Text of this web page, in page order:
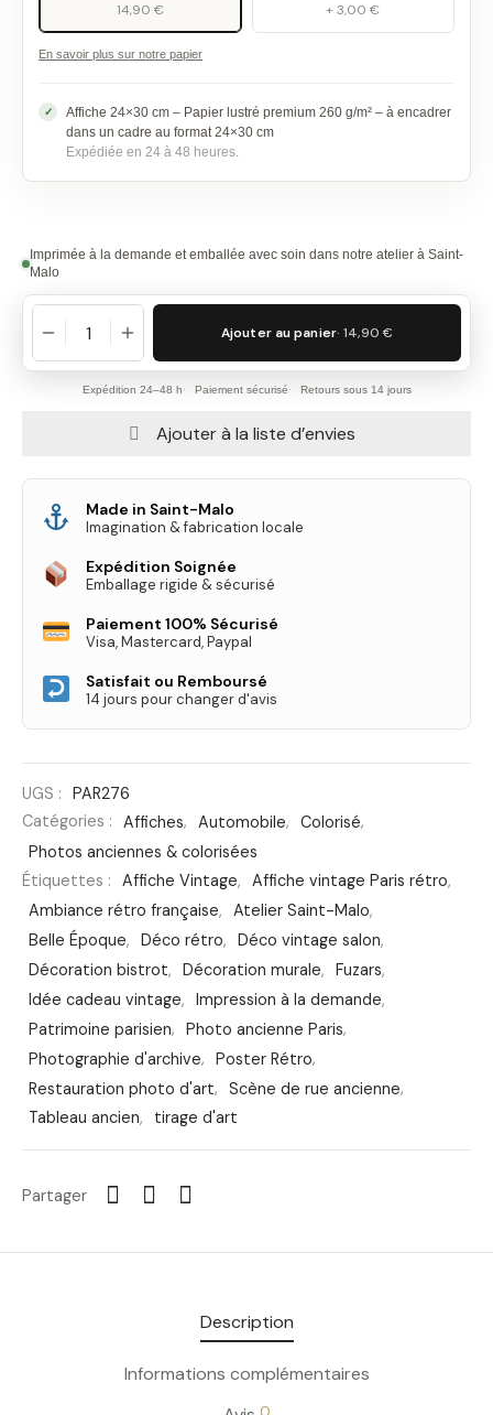
14,90 € + 3,00 €
En savoir plus sur notre papier
Affiche 24×30 cm – Papier lustré premium 260 g/m² – à encadrer
dans un cadre au format 24×30 cm
Expédiée en 24 à 48 heures.
Imprimée à la demande et emballée avec soin dans notre atelier à Saint-
Malo
Ajouter au panier· 14,90 €
Expédition 24–48 h Paiement sécurisé Retours sous 14 jours
Ajouter à la liste d’envies
Made in Saint-Malo
Imagination & fabrication locale
Expédition Soignée
Emballage rigide & sécurisé
Paiement 100% Sécurisé
Visa, Mastercard, Paypal
Satisfait ou Remboursé
14 jours pour changer d'avis
UGS :
PAR276
Catégories :
Affiches, Automobile, Colorisé,
Photos anciennes & colorisées
Étiquettes :
Affiche Vintage, Affiche vintage Paris rétro,
Ambiance rétro française, Atelier Saint-Malo,
Belle Époque, Déco rétro, Déco vintage salon,
Décoration bistrot, Décoration murale, Fuzars,
Idée cadeau vintage, Impression à la demande,
Patrimoine parisien, Photo ancienne Paris,
Photographie d'archive, Poster Rétro,
Restauration photo d'art, Scène de rue ancienne,
Tableau ancien, tirage d'art
Partager
Description
Informations complémentaires